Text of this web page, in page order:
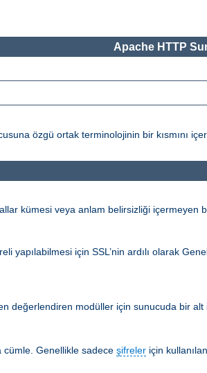
Apache HTTP
özgü ortak terminolojinin bir kısmını
kümesi veya anlam belirsizliği içermeyen
yapılabilmesi için SSL’nin ardılı olarak
değerlendiren modüller için sunucuda bir
cümle. Genellikle sadece şifreler için